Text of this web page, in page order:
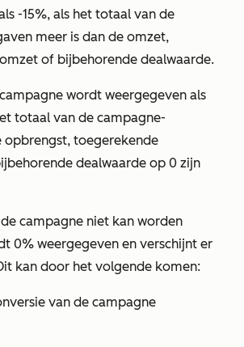
-15%, als het totaal van de
meer is dan de omzet,
of bijbehorende dealwaarde.
wordt weergegeven als
totaal van de campagne-
opbrengst, toegerekende
dealwaarde op 0 zijn
campagne niet kan worden
0% weergegeven en verschijnt er
kan door het volgende komen:
van de campagne